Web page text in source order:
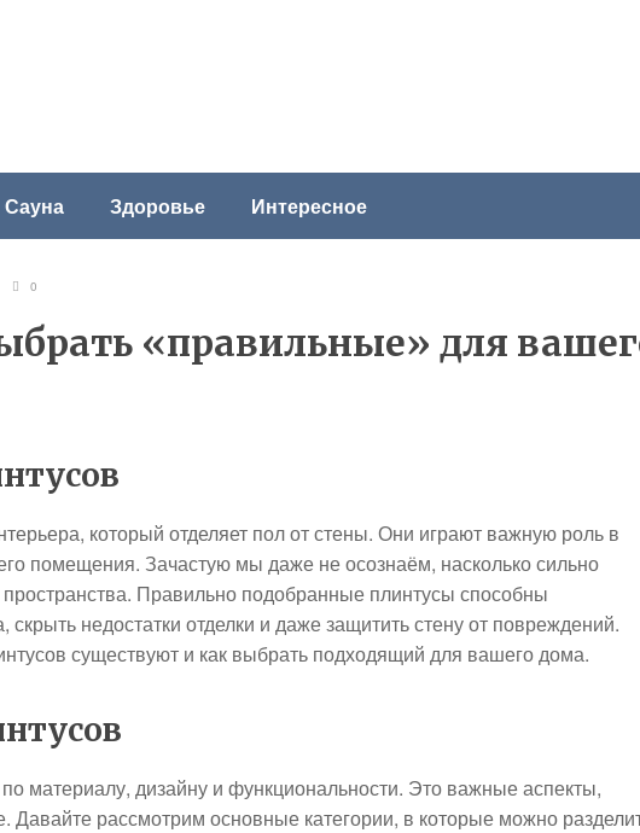
Сауна Здоровье Интересное
0
«правильные» для
который отделяет пол от стены. Они играют важную роль в
помещения. Зачастую мы даже не осознаём, насколько сильно
Правильно подобранные плинтусы способны
скрыть недостатки отделки и даже защитить стену от повреждений.
существуют и как выбрать подходящий для вашего дома.
материалу, дизайну и функциональности. Это важные аспекты,
Давайте рассмотрим основные категории, в которые можно